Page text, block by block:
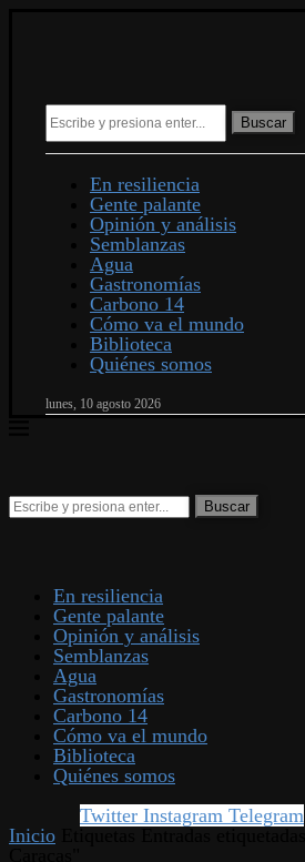
Buscar
En resiliencia
Gente palante
Opinión y análisis
Semblanzas
Agua
Gastronomías
Carbono 14
Cómo va el mundo
Biblioteca
Quiénes somos
lunes, 10 agosto 2026
En resiliencia
Gente palante
Opinión y análisis
Semblanzas
Agua
Gastronomías
Carbono 14
Cómo va el mundo
Biblioteca
Quiénes somos
Twitter Instagram Telegram
Inicio